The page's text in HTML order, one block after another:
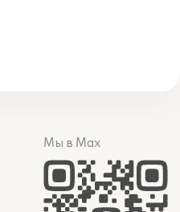
Мы в Max